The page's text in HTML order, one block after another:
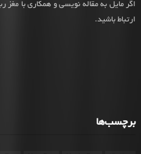
اگر مایل به مقاله نویسی و همکاری با مغز
ارتباط باشید.
برچسب‌ها